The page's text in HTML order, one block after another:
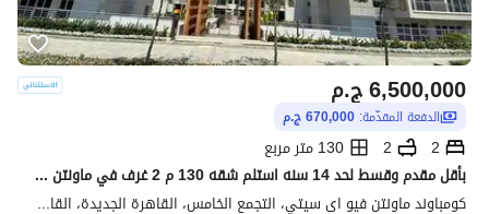
ج.م6,500,000
الدفعة المقدّمة: 670,000 ج.م
2
2
130 متر مربع
بأقل مقدم وقسط لحد 14 سنه استلم شقه 130 م 2 غرف في ماونتن فيو اى سيتي في قلب الجولدن سكوير التجمع الخامس القاهره الجديده او استفيد بخصم في حاله الكاش
كومباوند ماونتن فيو اى سيتي، التجمع الخامس، القاهرة الجديدة، القاهرة